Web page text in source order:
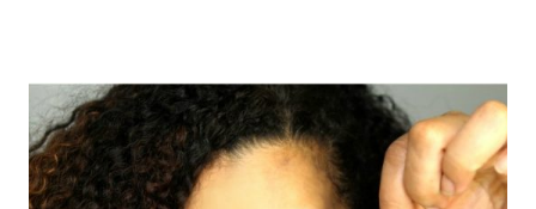
CANELA
PARA
CRECER
EL
CABELLO